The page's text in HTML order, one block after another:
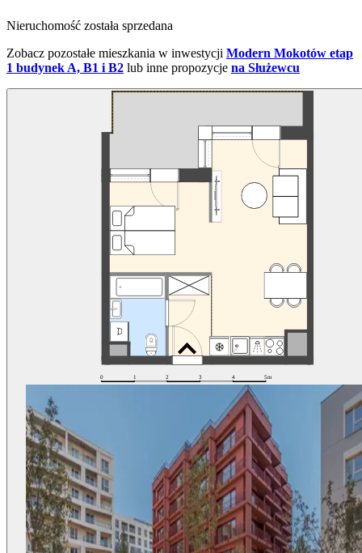
Nieruchomość została sprzedana
Zobacz pozostałe mieszkania w inwestycji Modern Mokotów etap
1 budynek A, B1 i B2 lub inne propozycje na Służewcu